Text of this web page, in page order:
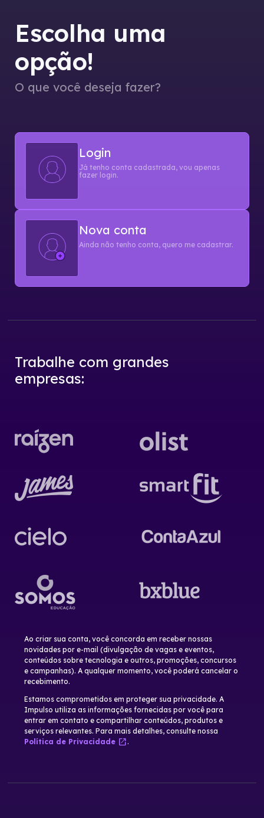
Escolha uma
opção!
O que você deseja fazer?
Login
Já tenho conta cadastrada, vou apenas
fazer login.
Nova conta
Ainda não tenho conta, quero me cadastrar.
Trabalhe com grandes
empresas:
Ao criar sua conta, você concorda em receber nossas
novidades por e-mail (divulgação de vagas e eventos,
conteúdos sobre tecnologia e outros, promoções, concursos
e campanhas). A qualquer momento, você poderá cancelar o
recebimento.
Estamos comprometidos em proteger sua privacidade. A
Impulso utiliza as informações fornecidas por você para
entrar em contato e compartilhar conteúdos, produtos e
serviços relevantes. Para mais detalhes, consulte nossa
Política de Privacidade open_in_new.